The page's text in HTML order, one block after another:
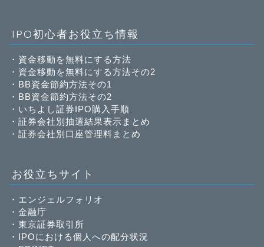
IPO初心者お役立ち情報
・ 資金移動を無料にする方法
・ 資金移動を無料にする方法その2
・ BB資金節約方法その1
・ BB資金節約方法その2
・ いちよし証券IPO購入手順
・ 証券会社別抽選結果表示まとめ
・ 証券会社別口座管理料まとめ
お役立ちサイト
・ エンジェルフォリオ
・ 金融庁
・ 東京証券取引所
・ IPOにおける個人への配分状況